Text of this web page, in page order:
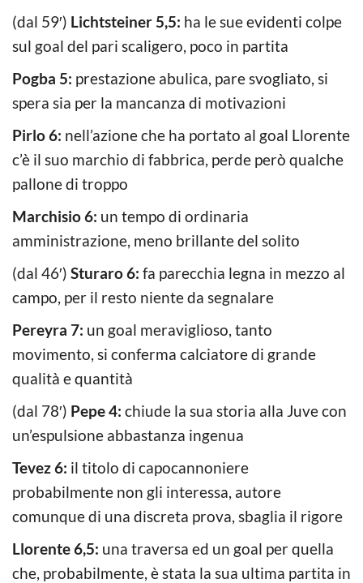
(dal 59′) Lichtsteiner 5,5: ha le sue evidenti colpe
sul goal del pari scaligero, poco in partita
Pogba 5: prestazione abulica, pare svogliato, si
spera sia per la mancanza di motivazioni
Pirlo 6: nell’azione che ha portato al goal Llorente
c’è il suo marchio di fabbrica, perde però qualche
pallone di troppo
Marchisio 6: un tempo di ordinaria
amministrazione, meno brillante del solito
(dal 46′) Sturaro 6: fa parecchia legna in mezzo al
campo, per il resto niente da segnalare
Pereyra 7: un goal meraviglioso, tanto
movimento, si conferma calciatore di grande
qualità e quantità
(dal 78′) Pepe 4: chiude la sua storia alla Juve con
un’espulsione abbastanza ingenua
Tevez 6: il titolo di capocannoniere
probabilmente non gli interessa, autore
comunque di una discreta prova, sbaglia il rigore
Llorente 6,5: una traversa ed un goal per quella
che, probabilmente, è stata la sua ultima partita in